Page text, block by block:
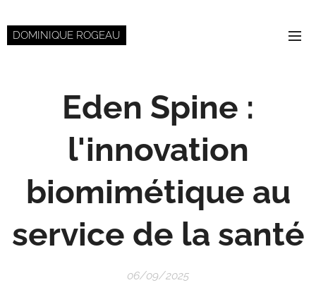
DOMINIQUE ROGEAU
Eden Spine :
l'innovation
biomimétique au
service de la santé
06/09/2025